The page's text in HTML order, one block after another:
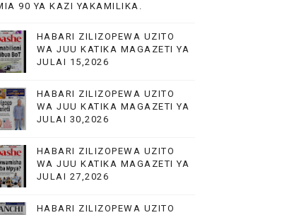
UWEKEZAJI.
WA HUDUMA NANENANE
90 YA KAZI YAKAMILIKA.
HABARI ZILIZOPEWA UZITO
WA JUU KATIKA MAGAZETI YA
JULAI 15,2026
HABARI ZILIZOPEWA UZITO
WA JUU KATIKA MAGAZETI YA
JULAI 30,2026
HABARI ZILIZOPEWA UZITO
WA JUU KATIKA MAGAZETI YA
JULAI 27,2026
HABARI ZILIZOPEWA UZITO